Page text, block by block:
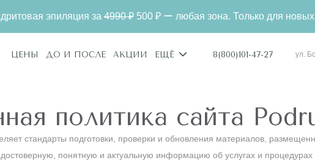
ЦЕНЫ ДО И ПОСЛЕ АКЦИИ ЕЩЁ 8(800)101-47-27 ул.
политика сайта
стандарты подготовки, проверки и обновления материалов,
достоверную, понятную и актуальную информацию об услугах и
эпиляция за4990 ₽500 ₽ ー любая зона. Только для новых